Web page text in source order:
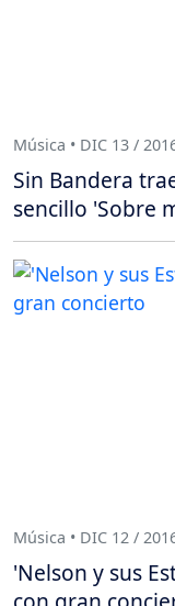
Música • DIC 13 /
Sin Bandera
sencillo 'Sobre
Música • DIC 12 /
'Nelson y sus